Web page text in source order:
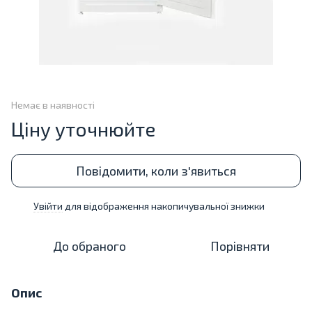
Немає в наявності
Ціну уточнюйте
Повідомити, коли з'явиться
Увійти для відображення накопичувальної знижки
До обраного Порівняти
Опис